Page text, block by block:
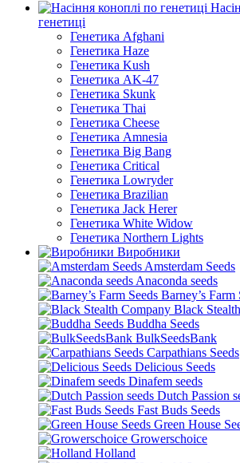
генетиці
Генетика Afghani
Генетика Haze
Генетика Kush
Генетика AK-47
Генетика Skunk
Генетика Thai
Генетика Cheese
Генетика Amnesia
Генетика Big Bang
Генетика Critical
Генетика Lowryder
Генетика Brazilian
Генетика Jack Herer
Генетика White Widow
Генетика Northern Lights
Виробники
Amsterdam Seeds
Anaconda seeds
Barney’s Farm
Black
Buddha Seeds
BulkSeedsBank
Carpathians Seeds
Delicious Seeds
Dinafem seeds
Dutch Passion
Fast Buds Seeds
Green House
Growerschoice
Holland